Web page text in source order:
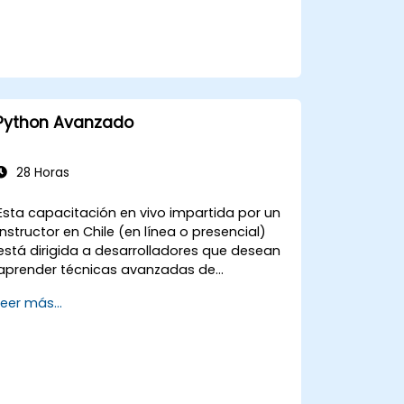
Avanzado
28 Horas
capacitación en vivo impartida por un
en Chile (en línea o presencial)
dirigida a desarrolladores que desean
técnicas avanzadas de
este lenguaje versátil para resolver
más...